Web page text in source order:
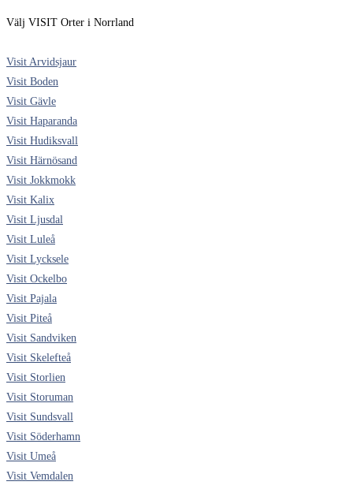
Välj VISIT Orter i Norrland
Visit Arvidsjaur
Visit Boden
Visit Gävle
Visit Haparanda
Visit Hudiksvall
Visit Härnösand
Visit Jokkmokk
Visit Kalix
Visit Ljusdal
Visit Luleå
Visit Lycksele
Visit Ockelbo
Visit Pajala
Visit Piteå
Visit Sandviken
Visit Skelefteå
Visit Storlien
Visit Storuman
Visit Sundsvall
Visit Söderhamn
Visit Umeå
Visit Vemdalen